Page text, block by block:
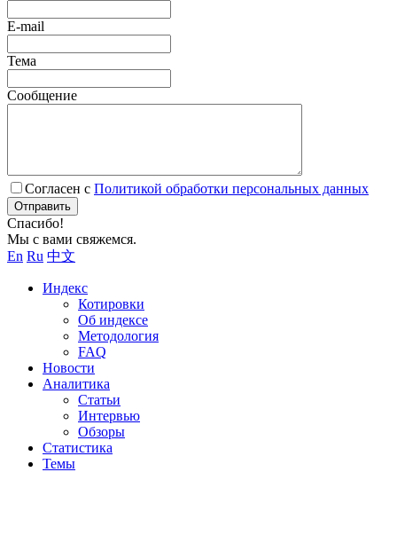
E-mail
Тема
Сообщение
Согласен с Политикой обработки персональных данных
Отправить
Спасибо!
Мы с вами свяжемся.
En Ru 中文
Индекс
Котировки
Об индексе
Методология
FAQ
Новости
Аналитика
Статьи
Интервью
Обзоры
Статистика
Темы